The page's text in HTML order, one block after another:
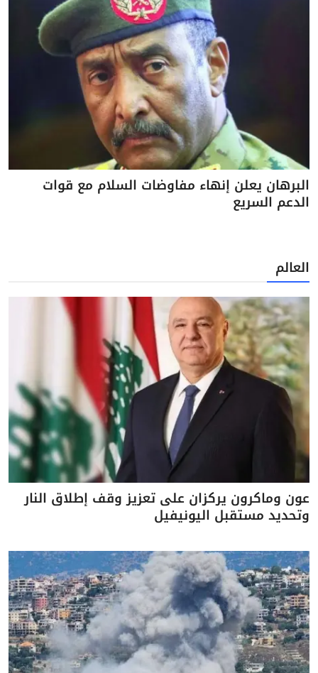
البرهان يعلن إنهاء مفاوضات السلام مع قوات
الدعم السريع
العالم
عون وماكرون يركزان على تعزيز وقف إطلاق النار
وتحديد مستقبل اليونيفيل